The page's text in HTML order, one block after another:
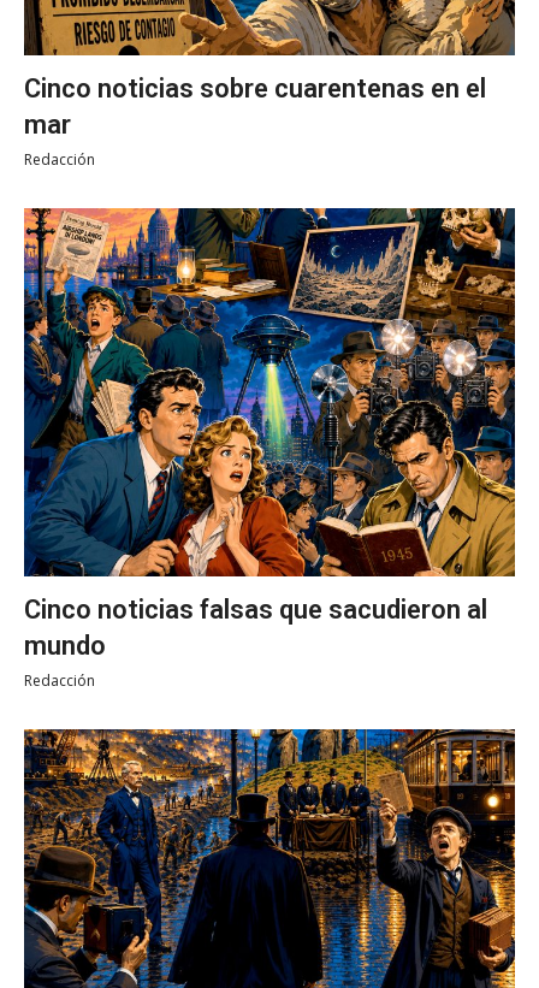
Cinco noticias sobre cuarentenas en el
mar
Redacción
Cinco noticias falsas que sacudieron al
mundo
Redacción